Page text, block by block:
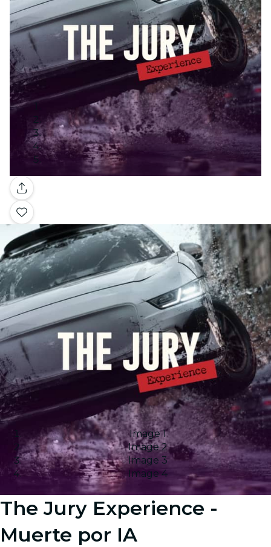
Galería
Image 1
Image 2
Image 3
Image 4
The Jury Experience -
Muerte por IA